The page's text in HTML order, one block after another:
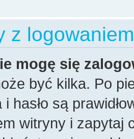
z
mogę się
być kilka. Po
hasło są
witryny i